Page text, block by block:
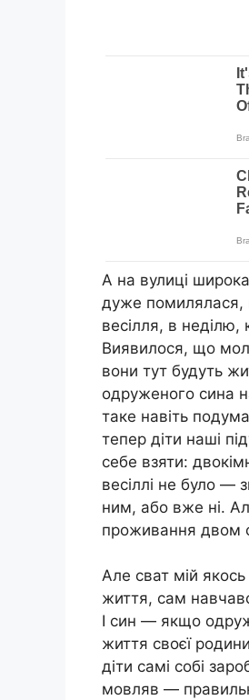
А на вулиці
дуже помилялася,
весілля, в неділю,
Виявилося, що
вони тут будуть
одруженого сина
таке навіть
тепер діти наші
себе взяти:
весіллі не було —
ним, або вже ні.
проживання двом
Але сват мій якось
життя, сам
І син — якщо
життя своєї
діти самі собі
мовляв —